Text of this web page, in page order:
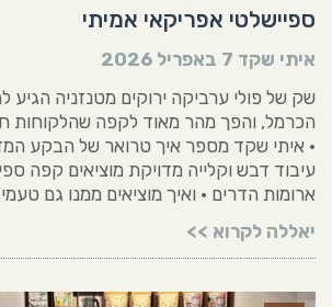
ספיישלטי אפריקאי אמיתי
איתי שקד 7 באפריל 2026
שק של פולי ערביקה ירוקים מטנזניה
הכרמל, והפך מהר מאוד לקפה שהלקוחות
• איתי שקד מספר איך טרואר של הבקע
עיבוד דבש וקלייה מדויקת מוציאים קפה
ארומות הדרים • ואיך מוציאים ממנו גם
יאללה לקרוא >>